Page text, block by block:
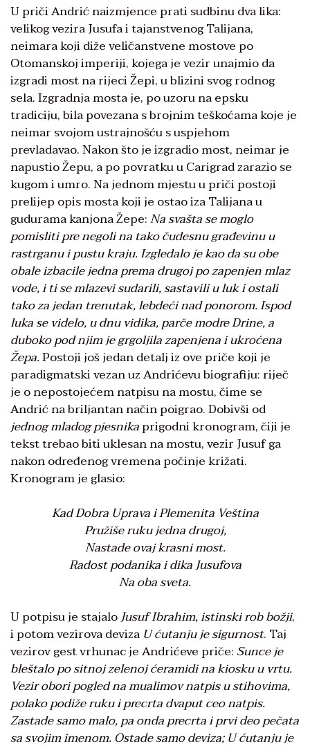
U priči Andrić naizmjence prati sudbinu dva lika:
velikog vezira Jusufa i tajanstvenog Talijana,
neimara koji diže veličanstvene mostove po
Otomanskoj imperiji, kojega je vezir unajmio da
izgradi most na rijeci Žepi, u blizini svog rodnog
sela. Izgradnja mosta je, po uzoru na epsku
tradiciju, bila povezana s brojnim teškoćama koje je
neimar svojom ustrajnošću s uspjehom
prevladavao. Nakon što je izgradio most, neimar je
napustio Žepu, a po povratku u Carigrad zarazio se
kugom i umro. Na jednom mjestu u priči postoji
prelijep opis mosta koji je ostao iza Talijana u
gudurama kanjona Žepe:Na svašta se moglo
pomisliti pre negoli na tako čudesnu građevinu u
rastrganu i pustu kraju. Izgledalo je kao da su obe
obale izbacile jedna prema drugoj po zapenjen mlaz
vode, i ti se mlazevi sudarili, sastavili u luk i ostali
tako za jedan trenutak, lebdeći nad ponorom. Ispod
luka se videlo, u dnu vidika, parče modre Drine, a
duboko pod njim je grgoljila zapenjena i ukroćena
Žepa.Postoji još jedan detalj iz ove priče koji je
paradigmatski vezan uz Andrićevu biografiju: riječ
je o nepostojećem natpisu na mostu, čime se
Andrić na briljantan način poigrao. Dobivši od
jednog mladog pjesnikaprigodni kronogram, čiji je
tekst trebao biti uklesan na mostu, vezir Jusuf ga
nakon određenog vremena počinje križati.
Kronogram je glasio:
Kad Dobra Uprava i Plemenita Veština
Pružiše ruku jedna drugoj,
Nastade ovaj krasni most.
Radost podanika i dika Jusufova
Na oba sveta.
U potpisu je stajaloJusuf Ibrahim, istinski rob božji,
i potom vezirova deviza U ćutanju je sigurnost. Taj
vezirov gest vrhunac je Andrićeve priče:Sunce je
bleštalo po sitnoj zelenoj ćeramidi na kiosku u vrtu.
Vezir obori pogled na mualimov natpis u stihovima,
polako podiže ruku i precrta dvaput ceo natpis.
Zastade samo malo, pa onda precrta i prvi deo pečata
sa svojim imenom. Ostade samo deviza; U ćutanju je